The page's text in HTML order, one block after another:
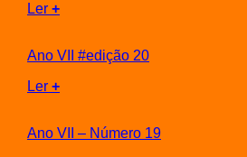
Ler +
Ano VII #edição 20
Ler +
Ano VII – Número 19